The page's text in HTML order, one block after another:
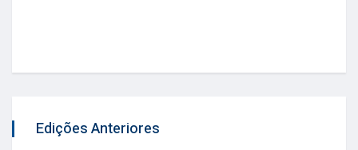
Edições Anteriores